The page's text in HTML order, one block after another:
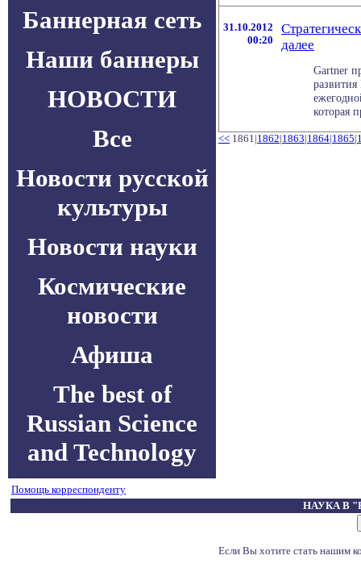
Баннерная сеть
Наши баннеры
НОВОСТИ
Все
Новости русской
культуры
Новости науки
Космические
новости
Афиша
The best of
Russian Science
and Technology
31.10.2012
00:20
далее
Gartner
которая
<< 1861|1862|1863|1864|1865|
Помощь корреспонденту
НАУКА В
Если Вы хотите стать нашим